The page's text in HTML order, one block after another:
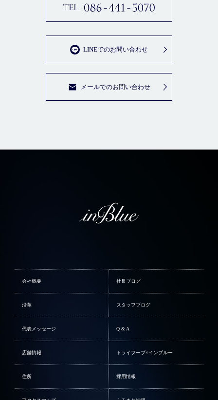
LINEでのお問い合わせ
メールでのお問い合わせ
会社概要 社長ブログ
沿革 スタッフブログ
代表メッセージ Q & A
店舗情報 トライフープ×インブルー
住所 採用情報